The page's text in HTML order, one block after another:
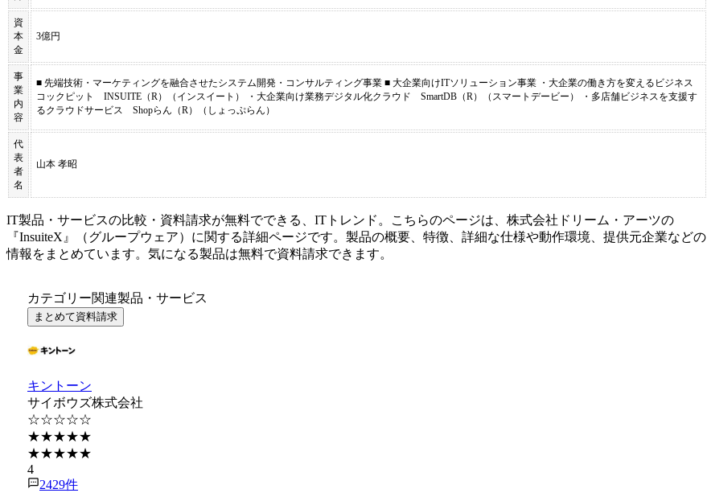
資
本
金
3億円
事
業
内
容
■ 先端技術・マーケティングを融合させたシステム開発・コンサルティング事業 ■ 大企業向けITソリューション事業 ・大企業の働き方を変えるビジネス
コックピット INSUITE（R）（インスイート） ・大企業向け業務デジタル化クラウド SmartDB（R）（スマートデービー） ・多店舗ビジネスを支援す
るクラウドサービス Shopらん（R）（しょっぷらん）
代
表
者
名
山本 孝昭
IT製品・サービスの比較・資料請求が無料でできる、ITトレンド。こちらのページは、 株式会社ドリーム・アーツの
『InsuiteX』（グループウェア）に関する詳細ページです。製品の概要、特徴、詳細な仕様や動作環境、提供元企業などの
情報をまとめています。気になる製品は無料で資料請求できます。
カテゴリー関連製品・サービス
まとめて資料請求
キントーン
サイボウズ株式会社
☆☆☆☆☆
★★★★★
★★★★★
4
2429件